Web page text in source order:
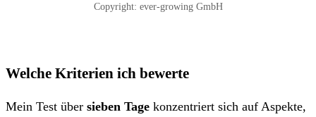
Copyright: ever-growing GmbH
Welche Kriterien ich bewerte
Mein Test über sieben Tage konzentriert sich auf Aspekte,